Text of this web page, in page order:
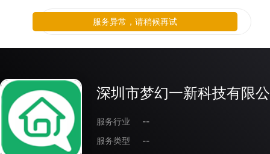
深圳市梦幻一新科技有限
服务行业
--
服务类型
--
服务异常，请稍候再试